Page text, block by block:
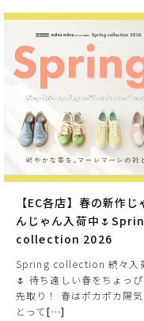
【EC各店】春の新作じ
んじゃん入荷中
collection 2026
Spring collection 続々入
🌷 待ち遠しい春をちょっぴ
先取り！ 春はポカポカ陽
とって[…]
絞